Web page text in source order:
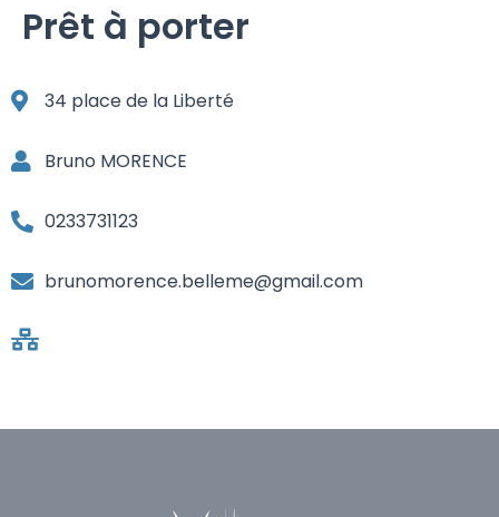
Prêt à porter
34 place de la Liberté
Bruno MORENCE
0233731123
brunomorence.belleme@gmail.com